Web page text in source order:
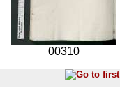
00310